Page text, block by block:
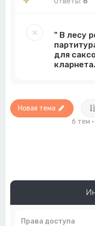
" В лесу
для
кларнета.
Новая тема
6 тем
Права доступа